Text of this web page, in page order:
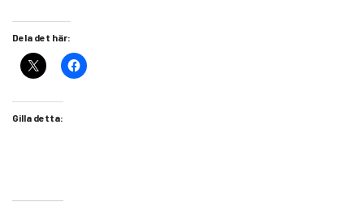
Dela det här:
Gilla detta: